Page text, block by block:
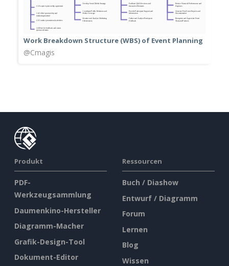
Work Breakdown Structure (WBS) of Event Planning
@Cmagis
Produkt
PDF-
Werkzeugsammlung
Daumenkino-Hersteller
Diagramm-Macher
Grafik-Design-Tool
Dokument-Editor
Ressourcen
Buch / Diashow
Entwurf / Diagramm
Forum
Lernen
Blog
Wissen